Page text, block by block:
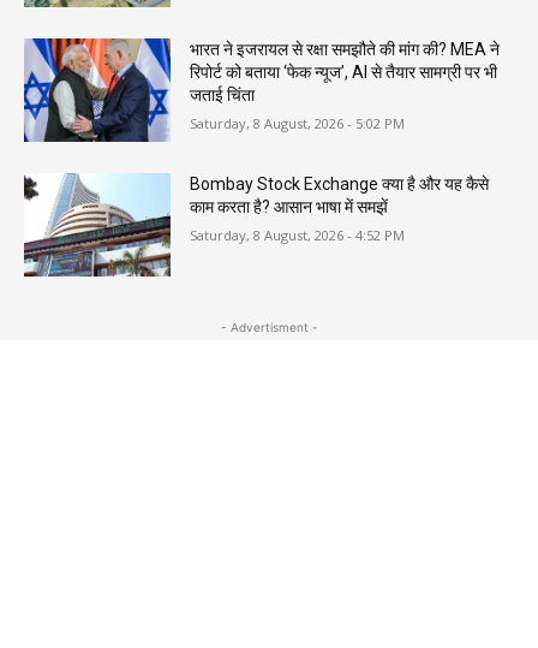
भारत ने इजरायल से रक्षा समझौते की मांग की? MEA ने
रिपोर्ट को बताया ‘फेक न्यूज’, AI से तैयार सामग्री पर भी
जताई चिंता
Saturday, 8 August, 2026 - 5:02 PM
Bombay Stock Exchange क्या है और यह कैसे
काम करता है? आसान भाषा में समझें
Saturday, 8 August, 2026 - 4:52 PM
- Advertisment -